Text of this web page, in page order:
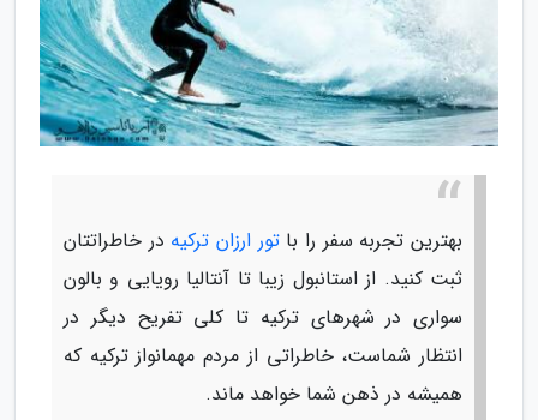
بهترین تجربه سفر را باتور ارزان ترکیه در خاطراتتان
ثبت کنید. از استانبول زیبا تا آنتالیا رویایی و بالون
سواری در شهرهای ترکیه تا کلی تفریح دیگر در
انتظار شماست، خاطراتی از مردم مهمانواز ترکیه که
همیشه در ذهن شما خواهد ماند.